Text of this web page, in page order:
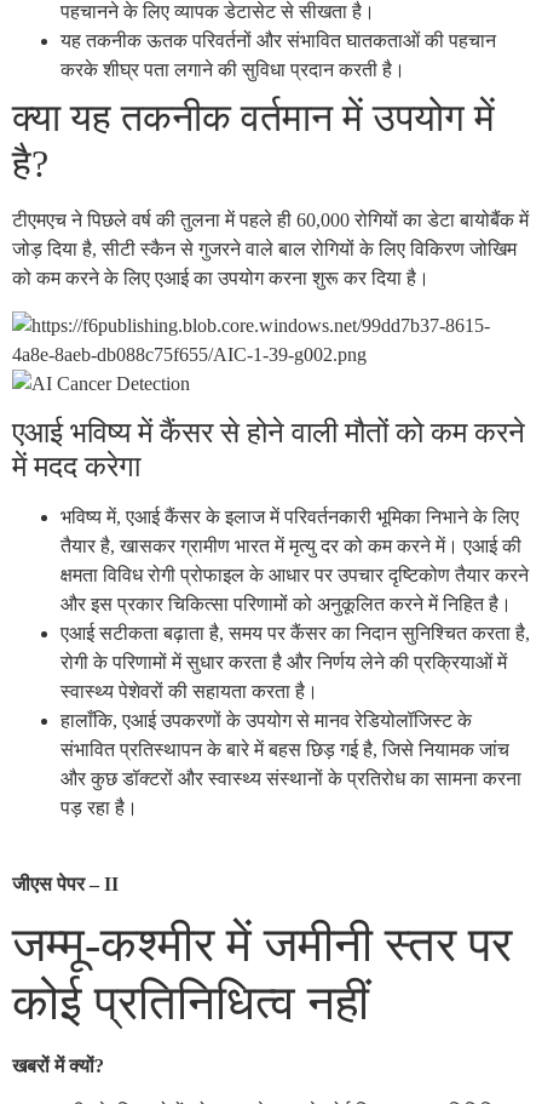
पहचानने के लिए व्यापक डेटासेट से सीखता है।
यह तकनीक ऊतक परिवर्तनों और संभावित घातकताओं की पहचान
करके शीघ्र पता लगाने की सुविधा प्रदान करती है।
क्या यह तकनीक वर्तमान में उपयोग में
है?
टीएमएच ने पिछले वर्ष की तुलना में पहले ही 60,000 रोगियों का डेटा बायोबैंक में
जोड़ दिया है, सीटी स्कैन से गुजरने वाले बाल रोगियों के लिए विकिरण जोखिम
को कम करने के लिए एआई का उपयोग करना शुरू कर दिया है।
एआई भविष्य में कैंसर से होने वाली मौतों को कम करने
में मदद करेगा
भविष्य में, एआई कैंसर के इलाज में परिवर्तनकारी भूमिका निभाने के लिए
तैयार है, खासकर ग्रामीण भारत में मृत्यु दर को कम करने में। एआई की
क्षमता विविध रोगी प्रोफाइल के आधार पर उपचार दृष्टिकोण तैयार करने
और इस प्रकार चिकित्सा परिणामों को अनुकूलित करने में निहित है।
एआई सटीकता बढ़ाता है, समय पर कैंसर का निदान सुनिश्चित करता है,
रोगी के परिणामों में सुधार करता है और निर्णय लेने की प्रक्रियाओं में
स्वास्थ्य पेशेवरों की सहायता करता है।
हालाँकि, एआई उपकरणों के उपयोग से मानव रेडियोलॉजिस्ट के
संभावित प्रतिस्थापन के बारे में बहस छिड़ गई है, जिसे नियामक जांच
और कुछ डॉक्टरों और स्वास्थ्य संस्थानों के प्रतिरोध का सामना करना
पड़ रहा है।
जीएस पेपर – II
जम्मू-कश्मीर में जमीनी स्तर पर
कोई प्रतिनिधित्व नहीं
खबरों में क्यों?